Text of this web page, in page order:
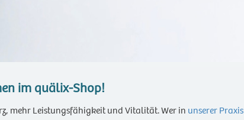
im quälix-Shop!
mehr Leistungsfähigkeit und Vitalität. Wer in unserer Praxis